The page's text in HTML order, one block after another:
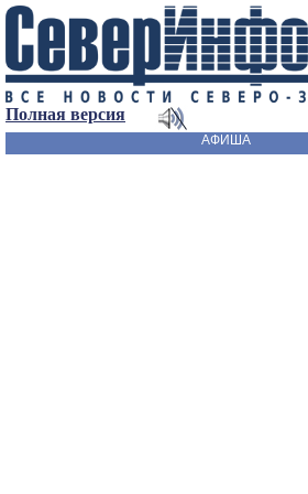
Полная версия
АФИША